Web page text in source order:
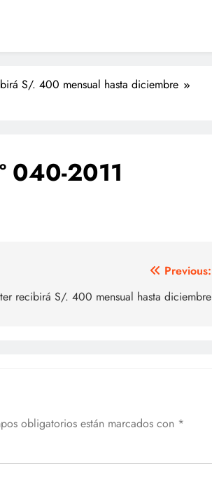
S/. 400 mensual hasta diciembre
040-2011
Previous:
recibirá S/. 400 mensual hasta diciembre
obligatorios están marcados con *